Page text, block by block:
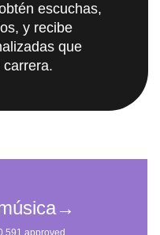
escuchas,
y recibe
que
carrera.